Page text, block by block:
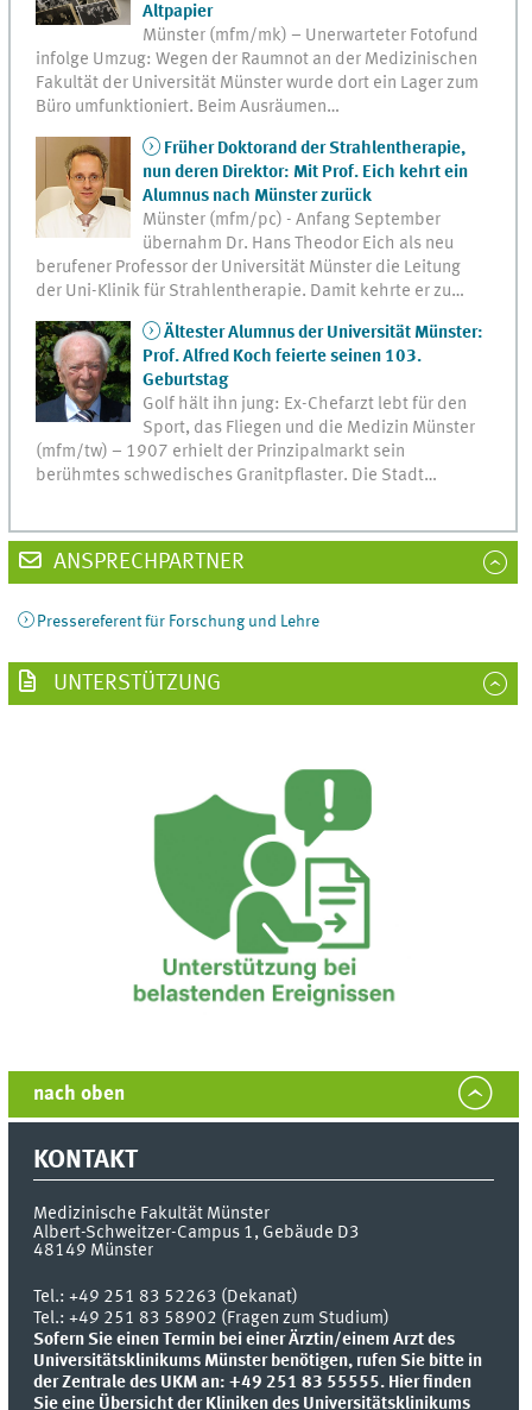
Altpapier
Münster (mfm/mk) – Unerwarteter Fotofund
infolge Umzug: Wegen der Raumnot an der Medizinischen
Fakultät der Universität Münster wurde dort ein Lager zum
Büro umfunktioniert. Beim Ausräumen…
Früher Doktorand der Strahlentherapie,
nun deren Direktor: Mit Prof. Eich kehrt ein
Alumnus nach Münster zurück
Münster (mfm/pc) - Anfang September
übernahm Dr. Hans Theodor Eich als neu
berufener Professor der Universität Münster die Leitung
der Uni-Klinik für Strahlentherapie. Damit kehrte er zu…
Ältester Alumnus der Universität Münster:
Prof. Alfred Koch feierte seinen 103.
Geburtstag
Golf hält ihn jung: Ex-Chefarzt lebt für den
Sport, das Fliegen und die Medizin Münster
(mfm/tw) – 1907 erhielt der Prinzipalmarkt sein
berühmtes schwedisches Granitpflaster. Die Stadt…
ANSPRECHPARTNER
Pressereferent für Forschung und Lehre
UNTERSTÜTZUNG
nach oben
KONTAKT
Medizinische Fakultät Münster
Albert-Schweitzer-Campus 1, Gebäude D3
48149 Münster
Tel.:+49 251 83 52263 (Dekanat)
Tel.: +49 251 83 58902 (Fragen zum Studium)
Sofern Sie einen Termin bei einer Ärztin/einem Arzt des
Universitätsklinikums Münster benötigen, rufen Sie bitte in
der Zentrale des UKM an: +49 251 83 55555. Hier finden
Sie eine Übersicht der Kliniken des Universitätsklinikums